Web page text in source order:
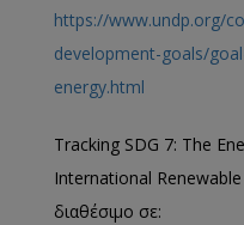
https://www.undp.org/
development-goals/
energy.html
Tracking SDG 7: The
International
διαθέσιμο σε: